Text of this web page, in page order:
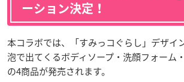
ーション決定！
本コラボでは、「すみっコぐらし」デザイ
泡で出てくるボディソープ・洗顔フォーム
の4商品が発売されます。